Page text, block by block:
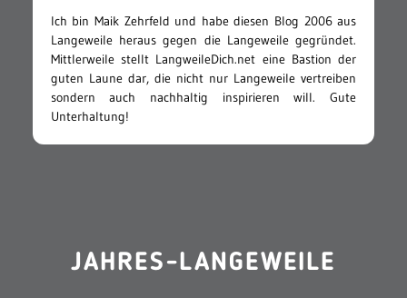
Ich bin Maik Zehrfeld und habe diesen Blog 2006 aus
Langeweile heraus gegen die Langeweile gegründet.
Mittlerweile stellt LangweileDich.net eine Bastion der
guten Laune dar, die nicht nur Langeweile vertreiben
sondern auch nachhaltig inspirieren will. Gute
Unterhaltung!
JAHRES-LANGEWEILE